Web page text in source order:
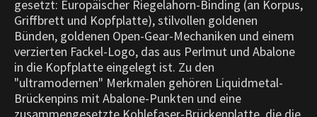
gesetzt: Europäischer Riegelahorn-Binding (an Korpus,
Griffbrett und Kopfplatte), stilvollen goldenen
Bünden, goldenen Open-Gear-Mechaniken und einem
verzierten Fackel-Logo, das aus Perlmut und Abalone
in die Kopfplatte eingelegt ist. Zu den
"ultramodernen" Merkmalen gehören Liquidmetal-
Brückenpins mit Abalone-Punkten und eine
zusammengesetzte Kohlefaser-Brückenplatte, die die